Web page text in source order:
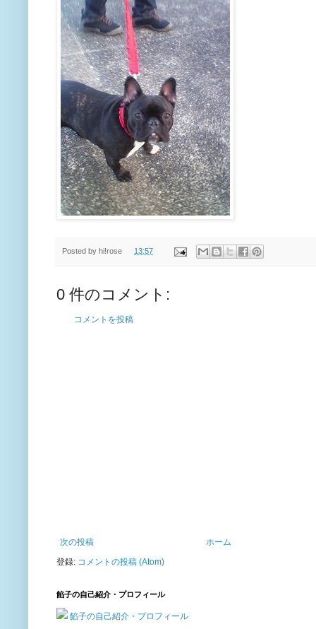
Posted by hi!rose 13:57
0 件のコメント:
コメントを投稿
次の投稿
ホーム
登録: コメントの投稿 (Atom)
餡子の自己紹介・プロフィール
餡子の自己紹介・プロフィール